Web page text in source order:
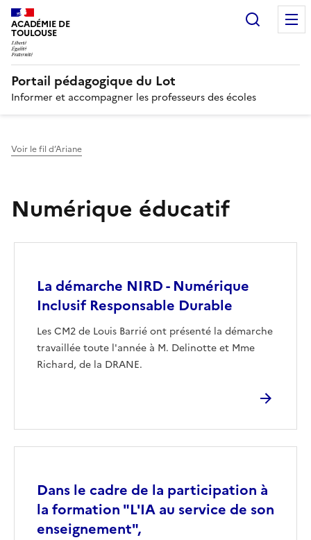
ACADÉMIE DE
TOULOUSE
Portail pédagogique du Lot
Informer et accompagner les professeurs des écoles
Voir le fil d’Ariane
Numérique éducatif
La démarche NIRD - Numérique
Inclusif Responsable Durable
Les CM2 de Louis Barrié ont présenté la démarche
travaillée toute l'année à M. Delinotte et Mme
Richard, de la DRANE.
Dans le cadre de la participation à
la formation "L'IA au service de son
enseignement",